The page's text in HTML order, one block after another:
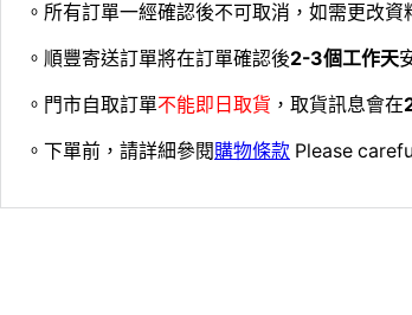
。所有訂單一經確認後不可取消，如需更改資
。順豐寄送訂單將在訂單確認後2-3個工作天
。門市自取訂單不能即日取貨 ，取貨訊息會在
。下單前，請詳細參閱購物條款 Please